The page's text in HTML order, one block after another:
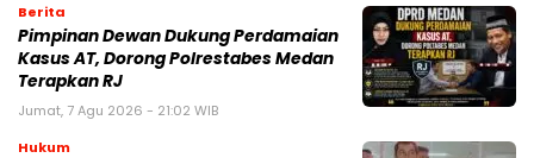
Berita
Pimpinan Dewan Dukung Perdamaian
Kasus AT, Dorong Polrestabes Medan
Terapkan RJ
Jumat, 7 Agu 2026 - 21:02 WIB
Hukum